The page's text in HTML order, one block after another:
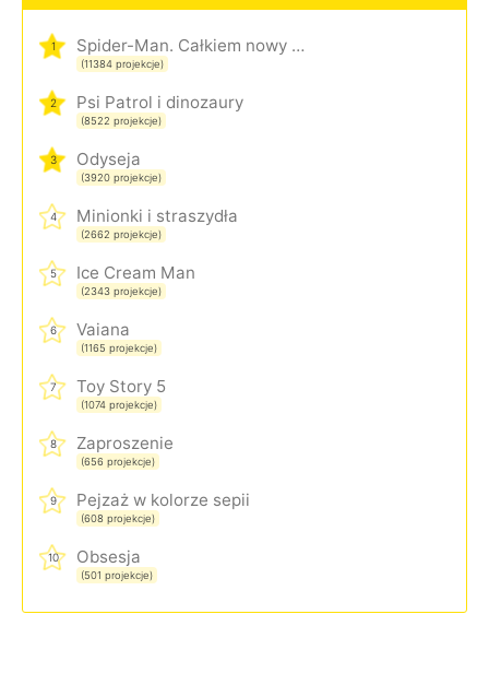
1 Spider-Man. Całkiem nowy dzień
(11384 projekcje)
2 Psi Patrol i dinozaury
(8522 projekcje)
3 Odyseja
(3920 projekcje)
4 Minionki i straszydła
(2662 projekcje)
5 Ice Cream Man
(2343 projekcje)
6 Vaiana
(1165 projekcje)
7 Toy Story 5
(1074 projekcje)
8 Zaproszenie
(656 projekcje)
9 Pejzaż w kolorze sepii
(608 projekcje)
10 Obsesja
(501 projekcje)